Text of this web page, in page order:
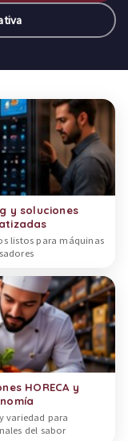
y soluciones
listos para máquinas
HORECA y
variedad para
del sabor